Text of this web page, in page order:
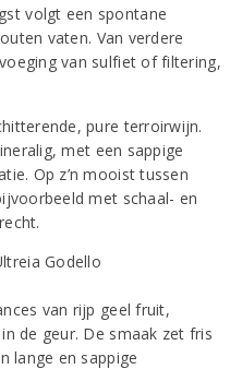
volgt een spontane
vaten. Van verdere
van sulfiet of filtering,
pure terroirwijn.
met een sappige
Op z’n mooist tussen
met schaal- en
van rijp geel fruit,
de geur. De smaak zet fris
lange en sappige